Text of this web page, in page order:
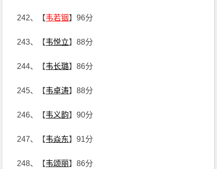
242、【韦若铟】96分
243、【韦悦立】88分
244、【韦长璐】86分
245、【韦卓涛】88分
246、【韦义韵】90分
247、【韦焱东】91分
248、【韦颂丽】86分